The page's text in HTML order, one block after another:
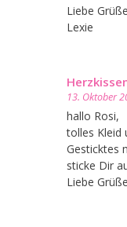
Liebe
Lexie
13. Oktober
hallo Rosi,
tolles Kleid
Gesticktes
sticke Dir
Liebe